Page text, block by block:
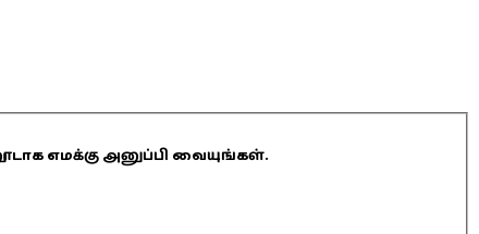
எமக்கு அனுப்பி வையுங்கள்.